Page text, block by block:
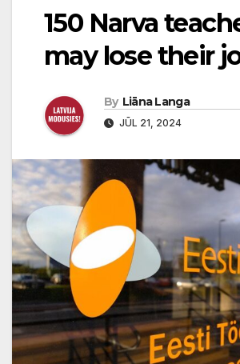
150 Narva
may lose their
By Liāna Langa
JŪL 21, 2024